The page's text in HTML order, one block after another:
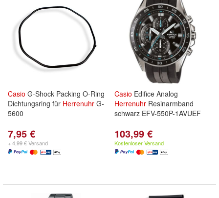
Casio G-Shock Packing O-Ring
Dichtungsring für Herrenuhr G-
5600
7,95 €
+ 4,99 € Versand
Casio Edifice Analog
Herrenuhr Resinarmband
schwarz EFV-550P-1AVUEF
103,99 €
Kostenloser Versand